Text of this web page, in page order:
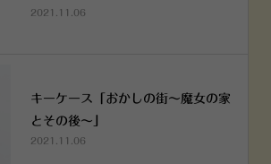
2021.11.06
キーケース「おかしの街～魔女の家
とその後～」
2021.11.06